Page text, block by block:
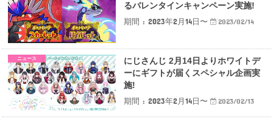
るバレンタインキャンペーン実施!
期間 : 2023年2月14日〜
2023/02/14
ニュース
にじさんじ 2月14日よりホワイトデ
ーにギフトが届くスペシャル企画実
施!
期間 : 2023年2月14日〜
2023/02/13